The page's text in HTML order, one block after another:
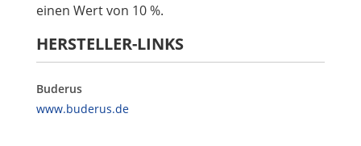
einen Wert von 10 %.
HERSTELLER-LINKS
Buderus
www.buderus.de